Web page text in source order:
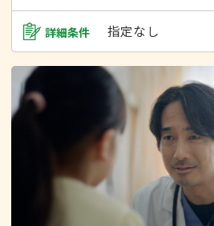
詳細条件 指定なし